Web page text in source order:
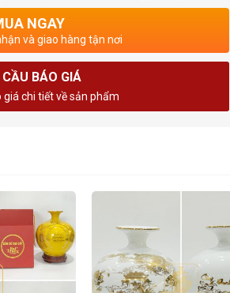
NGAY
và giao hàng tận nơi
CẦU BÁO GIÁ
giá chi tiết về sản phẩm